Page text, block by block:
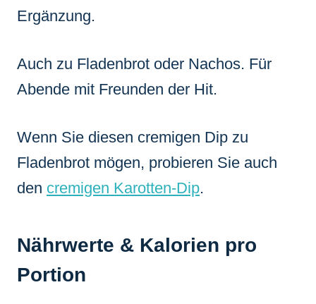
Ergänzung.
Auch zu Fladenbrot oder Nachos. Für
Abende mit Freunden der Hit.
Wenn Sie diesen cremigen Dip zu
Fladenbrot mögen, probieren Sie auch
den cremigen Karotten-Dip.
Nährwerte & Kalorien pro
Portion